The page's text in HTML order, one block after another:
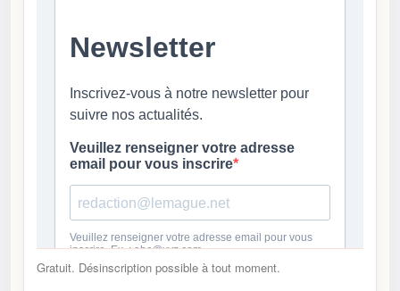
Gratuit. Désinscription possible à tout moment.